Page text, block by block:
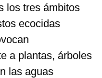
los tres ámbitos
ecocidas
a plantas, árboles
las aguas